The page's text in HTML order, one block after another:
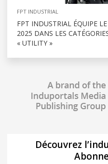
FPT INDUSTRIAL
FPT INDUSTRIAL ÉQUIPE
2025 DANS LES
« UTILITY »
Découvrez